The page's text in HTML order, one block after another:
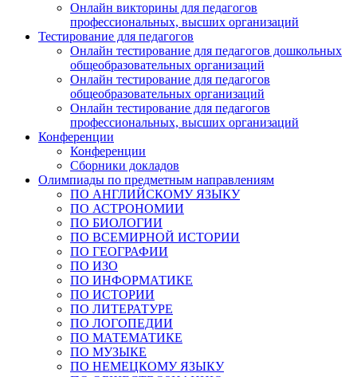
Онлайн викторины для педагогов
профессиональных, высших организаций
Тестирование для педагогов
Онлайн тестирование для педагогов дошкольных
общеобразовательных организаций
Онлайн тестирование для педагогов
общеобразовательных организаций
Онлайн тестирование для педагогов
профессиональных, высших организаций
Конференции
Конференции
Сборники докладов
Олимпиады по предметным направлениям
ПО АНГЛИЙСКОМУ ЯЗЫКУ
ПО АСТРОНОМИИ
ПО БИОЛОГИИ
ПО ВСЕМИРНОЙ ИСТОРИИ
ПО ГЕОГРАФИИ
ПО ИЗО
ПО ИНФОРМАТИКЕ
ПО ИСТОРИИ
ПО ЛИТЕРАТУРЕ
ПО ЛОГОПЕДИИ
ПО МАТЕМАТИКЕ
ПО МУЗЫКЕ
ПО НЕМЕЦКОМУ ЯЗЫКУ